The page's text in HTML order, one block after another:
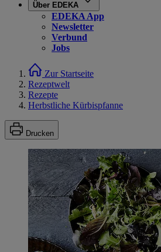
Über EDEKA
EDEKA App
Newsletter
Verbund
Jobs
Zur Startseite
Rezeptwelt
Rezepte
Herbstliche Kürbispfanne
Drucken